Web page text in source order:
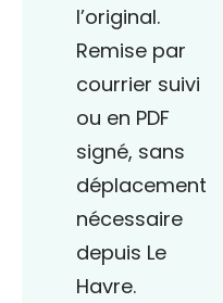
l’original.
Remise par
courrier suivi
ou en PDF
signé, sans
déplacement
nécessaire
depuis Le
Havre.